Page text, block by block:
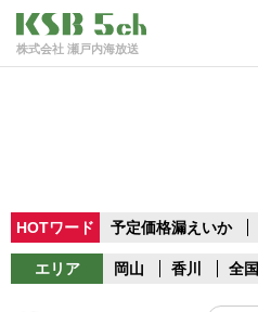
株式会社 瀬戸内海放送
HOTワード 予定価格漏えいか
エリア 岡山 香川 全国